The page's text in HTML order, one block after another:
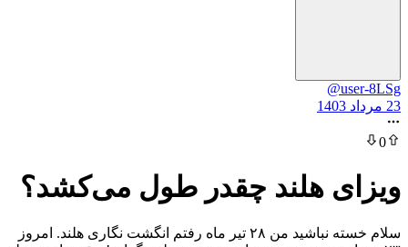
هلند چقدر طول می‌کشد؟
سلام‌ خسته نباشید من ۲۸ تیر ماه رفتم انگشت نگاری هلند. امروز